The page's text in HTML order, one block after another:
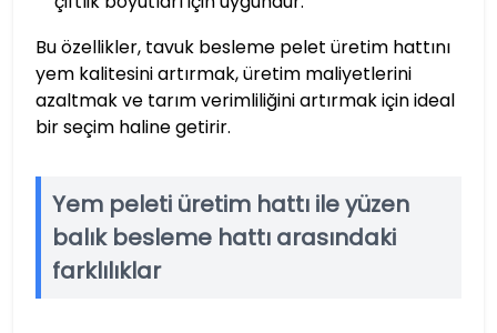
Bu özellikler, tavuk besleme pelet üretim hattını
yem kalitesini artırmak, üretim maliyetlerini
azaltmak ve tarım verimliliğini artırmak için ideal
bir seçim haline getirir.
Yem peleti üretim hattı ile yüzen
balık besleme hattı arasındaki
farklılıklar